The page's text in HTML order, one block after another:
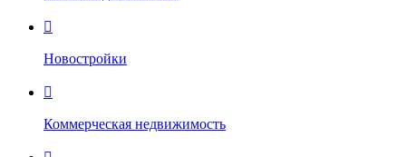

Новостройки

Коммерческая недвижимость